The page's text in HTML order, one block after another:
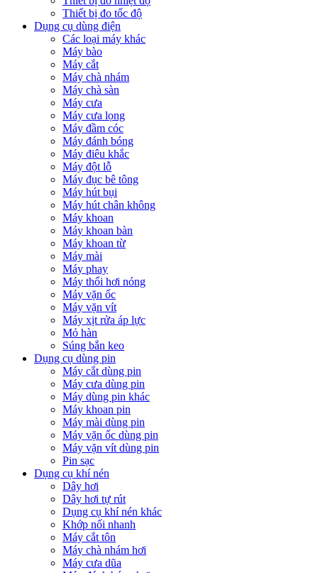
Thiết bị đo tốc độ
Dụng cụ dùng điện
Các loại máy khác
Máy bào
Máy cắt
Máy chà nhám
Máy chà sàn
Máy cưa
Máy cưa lọng
Máy đầm cóc
Máy đánh bóng
Máy điêu khắc
Máy đột lỗ
Máy đục bê tông
Máy hút bụi
Máy hút chân không
Máy khoan
Máy khoan bàn
Máy khoan từ
Máy mài
Máy phay
Máy thổi hơi nóng
Máy vặn ốc
Máy vặn vít
Máy xịt rửa áp lực
Mỏ hàn
Súng bắn keo
Dụng cụ dùng pin
Máy cắt dùng pin
Máy cưa dùng pin
Máy dùng pin khác
Máy khoan pin
Máy mài dùng pin
Máy vặn ốc dùng pin
Máy vặn vít dùng pin
Pin sạc
Dụng cụ khí nén
Dây hơi
Dây hơi tự rút
Dụng cụ khí nén khác
Khớp nối nhanh
Máy cắt tôn
Máy chà nhám hơi
Máy cưa dũa